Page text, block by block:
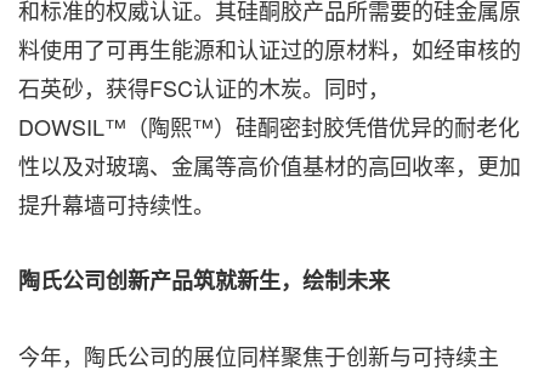
和标准的权威认证。其硅酮胶产品所需要的硅金属原
料使用了可再生能源和认证过的原材料，如经审核的
石英砂，获得FSC认证的木炭。同时，
DOWSIL™（陶熙™）硅酮密封胶凭借优异的耐老化
性以及对玻璃、金属等高价值基材的高回收率，更加
提升幕墙可持续性。
陶氏公司创新产品筑就新生，绘制未来
今年，陶氏公司的展位同样聚焦于创新与可持续主